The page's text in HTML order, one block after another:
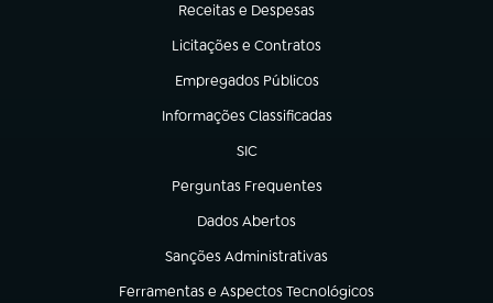
Receitas e Despesas
(abre em nova aba)
Licitações e Contratos
(abre em nova aba)
Empregados Públicos
(abre em nova aba)
Informações Classificadas
(abre em nova aba)
SIC
(abre em nova aba)
Perguntas Frequentes
(abre em nova aba)
Dados Abertos
(abre em nova aba)
Sanções Administrativas
(abre em nova aba)
Ferramentas e Aspectos Tecnológicos
(abre em nova aba)